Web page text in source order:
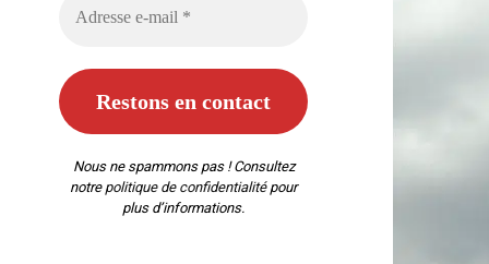
Nous ne spammons pas ! Consultez
notre politique de confidentialitépour
plus d’informations.